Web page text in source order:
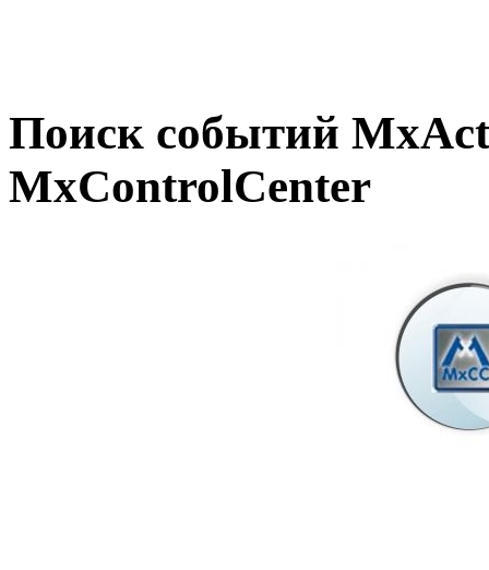
Поиск событий
MxControlCenter